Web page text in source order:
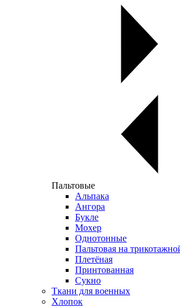
Пальтовые
Альпака
Ангора
Букле
Мохер
Однотонные
Пальтовая на
Плетёная
Принтованная
Сукно
Ткани для военных
Хлопок